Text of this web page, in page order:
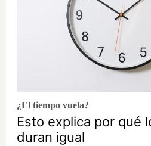
¿El tiempo vuela?
Esto explica por qué
duran igual